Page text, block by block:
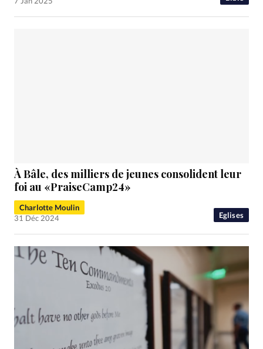
Eglises
À Bâle, des milliers de jeunes consolident leur
foi au «PraiseCamp24»
Charlotte Moulin
31 Déc 2024